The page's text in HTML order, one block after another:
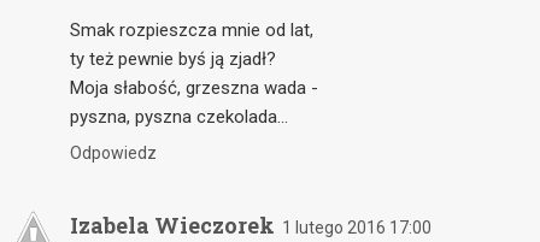
Smak rozpieszcza mnie od lat,
ty też pewnie byś ją zjadł?
Moja słabość, grzeszna wada -
pyszna, pyszna czekolada...
Odpowiedz
Izabela Wieczorek 1 lutego 2016 17:00